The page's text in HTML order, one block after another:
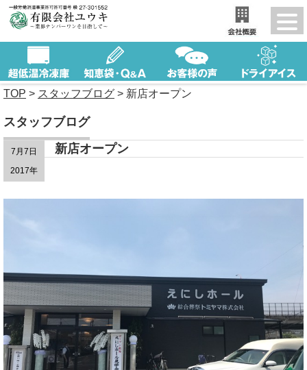
TOP > スタッフブログ > 新店オープン
スタッフブログ
7月7日
2017年
新店オープン